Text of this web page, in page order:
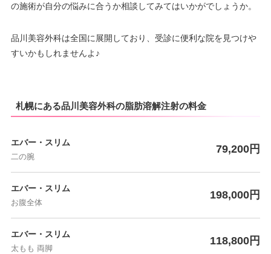
の施術が自分の悩みに合うか相談してみてはいかがでしょうか。
品川美容外科は全国に展開しており、受診に便利な院を見つけや
すいかもしれませんよ♪
札幌にある品川美容外科の脂肪溶解注射の料金
エバー・スリム
二の腕
79,200円
エバー・スリム
お腹全体
198,000円
エバー・スリム
太もも 両脚
118,800円